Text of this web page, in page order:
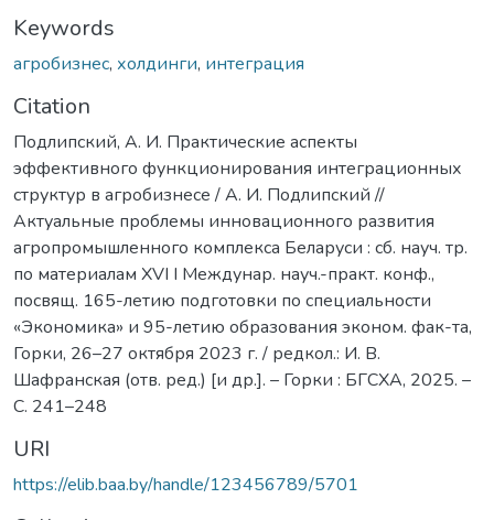
Keywords
агробизнес, холдинги, интеграция
Citation
Подлипский, А. И. Практические аспекты
эффективного функционирования интеграционных
структур в агробизнесе / А. И. Подлипский //
Актуальные проблемы инновационного развития
агропромышленного комплекса Беларуси : сб. науч. тр.
по материалам XVI I Междунар. науч.-практ. конф.,
посвящ. 165-летию подготовки по специальности
«Экономика» и 95-летию образования эконом. фак-та,
Горки, 26–27 октября 2023 г. / редкол.: И. В.
Шафранская (отв. ред.) [и др.]. – Горки : БГСХА, 2025. –
С. 241–248
URI
https://elib.baa.by/handle/123456789/5701